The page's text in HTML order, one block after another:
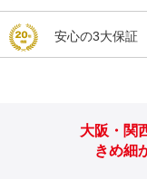
安心の3大保証
大阪・関
きめ細